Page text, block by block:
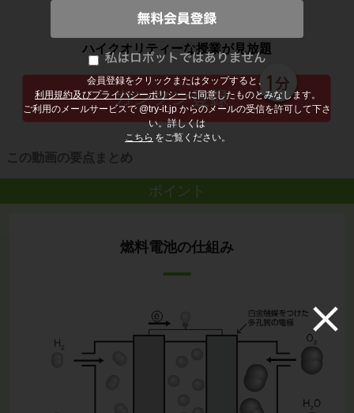
会員登録をクリックまたはタップすると、
利用規約及びプライバシーポリシー に同意したものとみなします。
ご利用のメールサービスで @try-it.jp からのメールの受信を許可して下さ
い。詳しくは
こちら をご覧ください。
子どもの勉強から大人の学び直しまで
ハイクオリティーな授業が見放題
この動画の要点まとめ
ポイント
燃料電池の仕組み